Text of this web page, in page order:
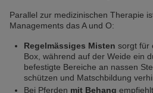
Parallel zur medizinischen Therapie
Managements das A und O:
Regelmässiges Misten sorgt für
Box, während auf der Weide ein
befestigte Bereiche an nassen
schützen und Matschbildung
Bei Pferden mit Behang